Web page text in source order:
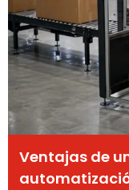
Ventajas de